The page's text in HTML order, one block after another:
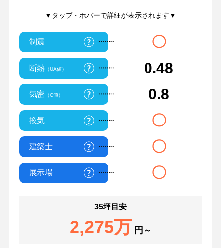
▼タップ・ホバーで詳細が表示されます▼
制震 〇
断熱（UA値） 0.48
気密（C値） 0.8
換気 〇
建築士 〇
展示場 〇
35坪目安
2,275万 円～